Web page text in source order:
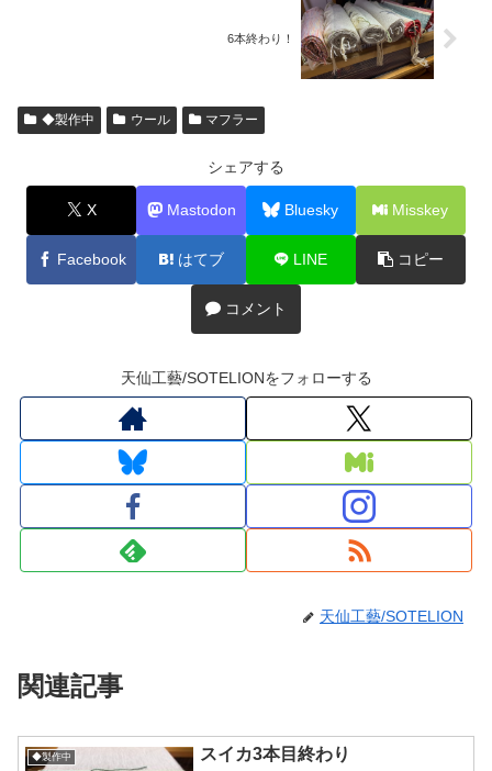
6本終わり！
◆製作中 ウール マフラー
シェアする
X Mastodon Bluesky Misskey
Facebook はてブ LINE コピー
コメント
天仙工藝/SOTELIONをフォローする
天仙工藝/SOTELION
関連記事
◆製作中 スイカ3本目終わり